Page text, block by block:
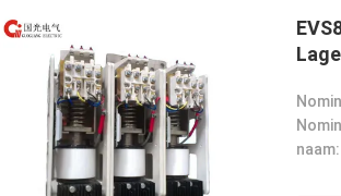
verzonden gelijke de orde. Ik vertrouw op
hen omdat ik nooit met hen ben
teleurgesteld.
naam: